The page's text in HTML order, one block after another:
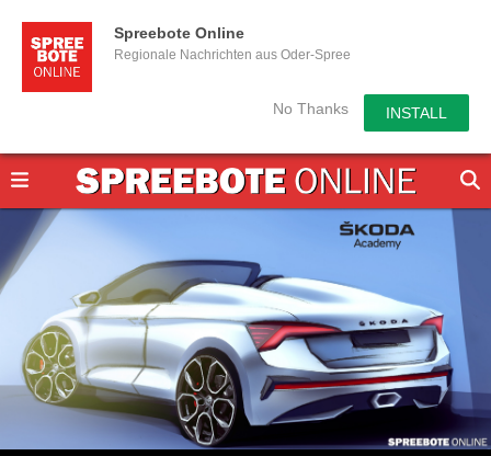
Spreebote Online
Regionale Nachrichten aus Oder-Spree
No Thanks INSTALL